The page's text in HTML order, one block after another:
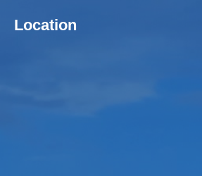
Location